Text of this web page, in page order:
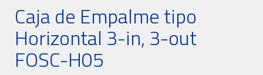
Caja de Empalme tipo
Horizontal 3-in, 3-out
FOSC-H05